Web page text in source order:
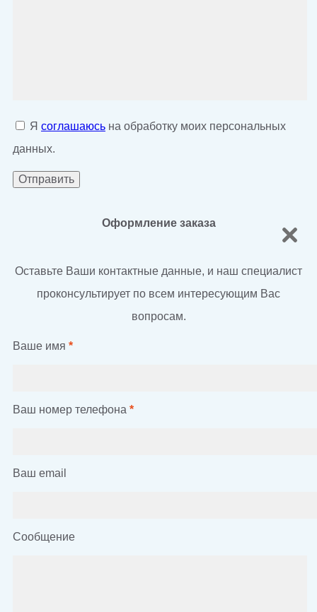
Я соглашаюсь на обработку моих персональных
данных.
Оформление заказа
Оставьте Ваши контактные данные, и наш специалист
проконсультирует по всем интересующим Вас
вопросам.
Ваше имя *
Ваш номер телефона *
Ваш email
Сообщение